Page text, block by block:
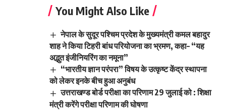
You Might Also Like
नेपाल के सुदूर पश्चिम प्रदेश के मुख्यमंत्री कमल बहादुर
शाह ने किया टिहरी बांध परियोजना का भ्रमण, कहा– “यह
अद्भुत इंजीनियरिंग का नमूना”
“भारतीय ज्ञान परंपरा” विषय के उत्कृष्ट केंद्र स्थापना
को लेकर इनके बीच हुआ अनुबंध
उत्तराखण्ड बोर्ड परीक्षा का परिणाम 29 जुलाई को : शिक्षा
मंत्री करेंगे परीक्षा परिणाम की घोषणा